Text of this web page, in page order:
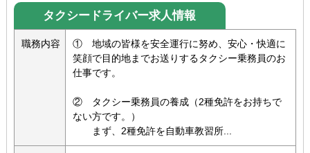
タクシードライバー求人情報
職務内容
① 地域の皆様を安全運行に努め、安心・快適に
笑顔で目的地までお送りするタクシー乗務員のお
仕事です。
② タクシー乗務員の養成（2種免許をお持ちで
ない方です。）
まず、2種免許を自動車教習所...